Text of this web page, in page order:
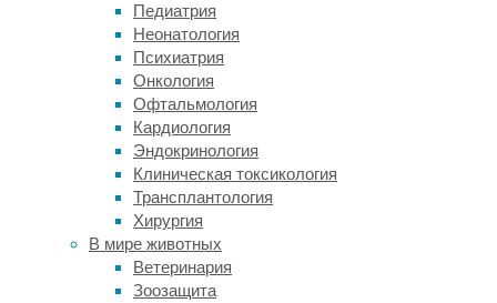
Педиатрия
Неонатология
Психиатрия
Онкология
Офтальмология
Кардиология
Эндокринология
Клиническая токсикология
Трансплантология
Хирургия
В мире животных
Ветеринария
Зоозащита
заболеваемостью
раком
предпринимают
не
впервые.
Однако
ранее
авторы
рассматривали
исключительно
ретроспективные
исследования